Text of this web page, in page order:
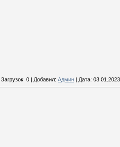
Загрузок: 0 Добавил: Админ Дата: 03.01.2023